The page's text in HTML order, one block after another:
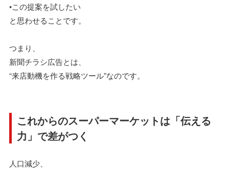
•この提案を試したい
と思わせることです。
つまり、
新聞チラシ広告とは、
“来店動機を作る戦略ツール”なのです。
これからのスーパーマーケットは「伝える
力」で差がつく
人口減少、